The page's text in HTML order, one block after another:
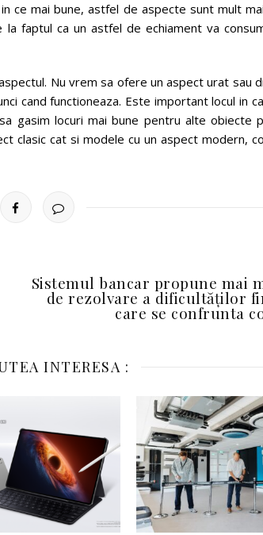
ce mai bune, astfel de aspecte sunt mult
faptul ca un astfel de echiament va
Nu vrem sa ofere un aspect urat sau
cand functioneaza. Este important locul in
gasim locuri mai bune pentru alte obiecte
clasic cat si modele cu un aspect modern,
Sistemul bancar propune mai
de rezolvare a dificultăților
care se confrunta
INTERESA :